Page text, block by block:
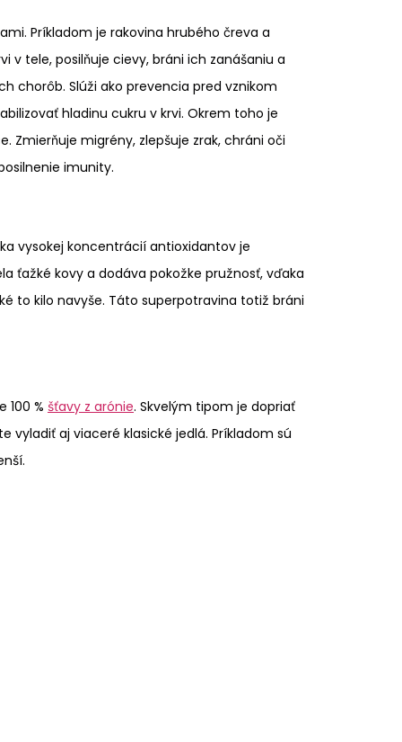
Príkladom je rakovina hrubého čreva a
v tele, posilňuje cievy, bráni ich zanášaniu a
chorôb. Slúži ako prevencia pred vznikom
hladinu cukru v krvi. Okrem toho je
migrény, zlepšuje zrak, chráni oči
imunity.
vysokej koncentrácií antioxidantov je
ťažké kovy a dodáva pokožke pružnosť, vďaka
to kilo navyše. Táto superpotravina totiž bráni
% šťavy z arónie. Skvelým tipom je dopriať
vyladiť aj viaceré klasické jedlá. Príkladom sú